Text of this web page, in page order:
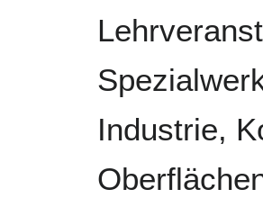
Industrie,